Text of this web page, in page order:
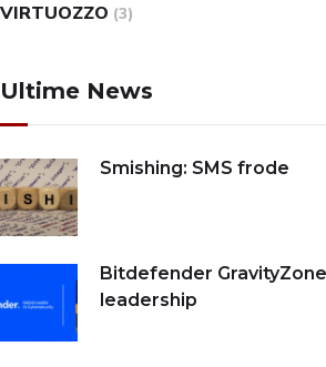
VIRTUOZZO (3)
Ultime News
Smishing: SMS frode
Bitdefender
leadership